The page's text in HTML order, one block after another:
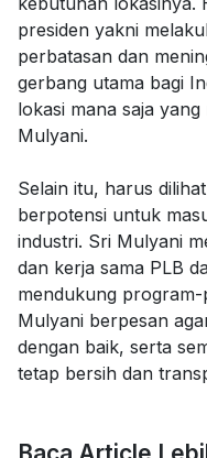
presiden yakni
perbatasan dan
gerbang utama bagi
lokasi mana saja
Mulyani.
Selain itu, harus
berpotensi untuk
industri. Sri Mulyani
dan kerja sama PLB
mendukung
Mulyani berpesan
dengan baik, serta
tetap bersih dan